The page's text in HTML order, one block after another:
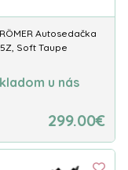
RÖMER Autosedačka
Soft Taupe
u nás
299.00€